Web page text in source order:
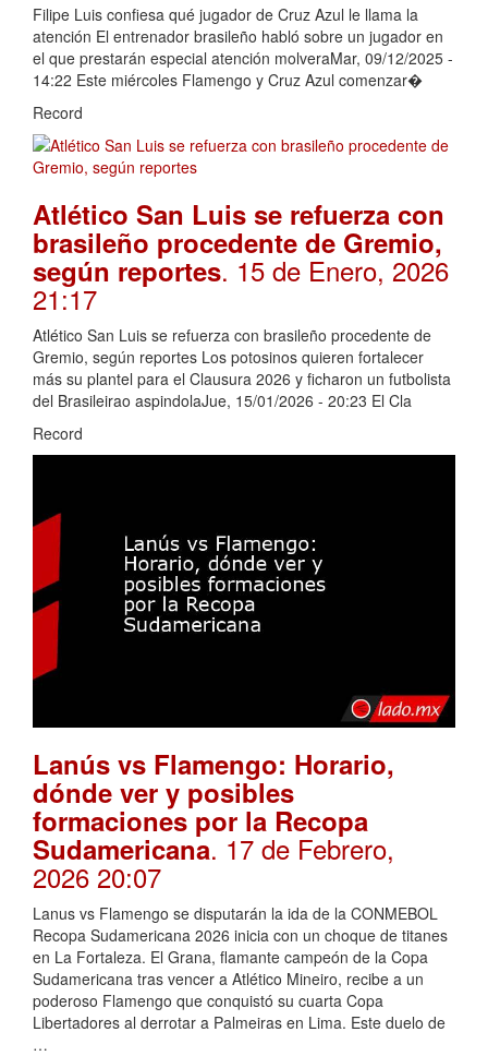
Filipe Luis confiesa qué jugador de Cruz Azul le llama la
atención El entrenador brasileño habló sobre un jugador en
el que prestarán especial atención molveraMar, 09/12/2025 -
14:22 Este miércoles Flamengo y Cruz Azul comenzar�
Record
Atlético San Luis se refuerza con
brasileño procedente de Gremio,
según reportes. 15 de Enero, 2026
21:17
Atlético San Luis se refuerza con brasileño procedente de
Gremio, según reportes Los potosinos quieren fortalecer
más su plantel para el Clausura 2026 y ficharon un futbolista
del Brasileirao aspindolaJue, 15/01/2026 - 20:23 El Cla
Record
Lanús vs Flamengo: Horario,
dónde ver y posibles
formaciones por la Recopa
Sudamericana. 17 de Febrero,
2026 20:07
Lanus vs Flamengo se disputarán la ida de la CONMEBOL
Recopa Sudamericana 2026 inicia con un choque de titanes
en La Fortaleza. El Grana, flamante campeón de la Copa
Sudamericana tras vencer a Atlético Mineiro, recibe a un
poderoso Flamengo que conquistó su cuarta Copa
Libertadores al derrotar a Palmeiras en Lima. Este duelo de
…